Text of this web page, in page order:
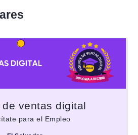
de ventas digital
para el Empleo